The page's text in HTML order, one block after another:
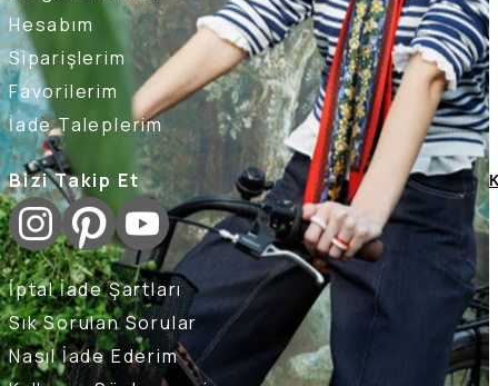
Hesabım
Siparişlerim
Favorilerim
İade Taleplerim
Bizi Takip Et
İptal İade Şartları
Sık Sorulan Sorular
Nasıl İade Ederim